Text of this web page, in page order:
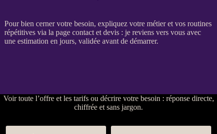
Pour bien cerner votre besoin, expliquez votre métier et vos routines
répétitives via la page contact et devis: je reviens vers vous avec
une estimation en jours, validée avant de démarrer.
Voirtoute l’offre et les tarifsou décrire votre besoin : réponse directe,
chiffrée et sans jargon.